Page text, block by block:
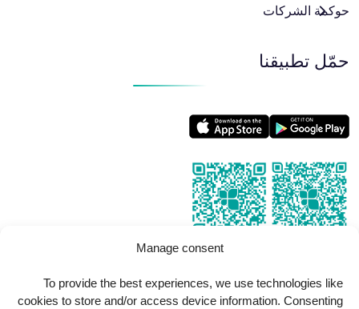
Manage consent
To provide the best experiences, we use technologies like
cookies to store and/or access device information. Consenting
حوكمة الشركات
حمّل تطبيقنا